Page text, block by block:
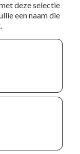
deze selectie
een naam die